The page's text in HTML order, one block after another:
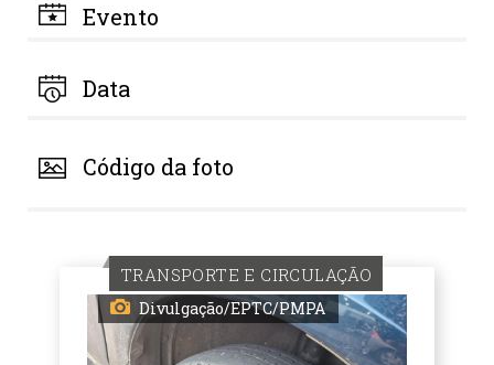
Evento
Data
Código da foto
TRANSPORTE E CIRCULAÇÃO
Divulgação/EPTC/PMPA